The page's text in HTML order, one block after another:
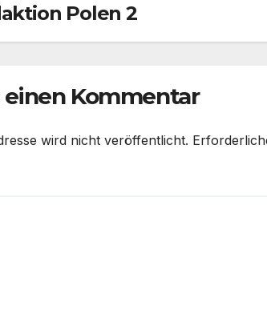
Polen 2
einen Kommentar
wird nicht veröffentlicht.